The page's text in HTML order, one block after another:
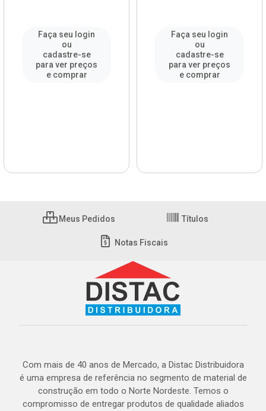
Faça seu login
ou
cadastre-se
para ver preços
e comprar
Faça seu login
ou
cadastre-se
para ver preços
e comprar
Meus Pedidos Títulos
Notas Fiscais
Com mais de 40 anos de Mercado, a Distac Distribuidora
é uma empresa de referência no segmento de material de
construção em todo o Norte Nordeste. Temos o
compromisso de entregar produtos de qualidade aliados